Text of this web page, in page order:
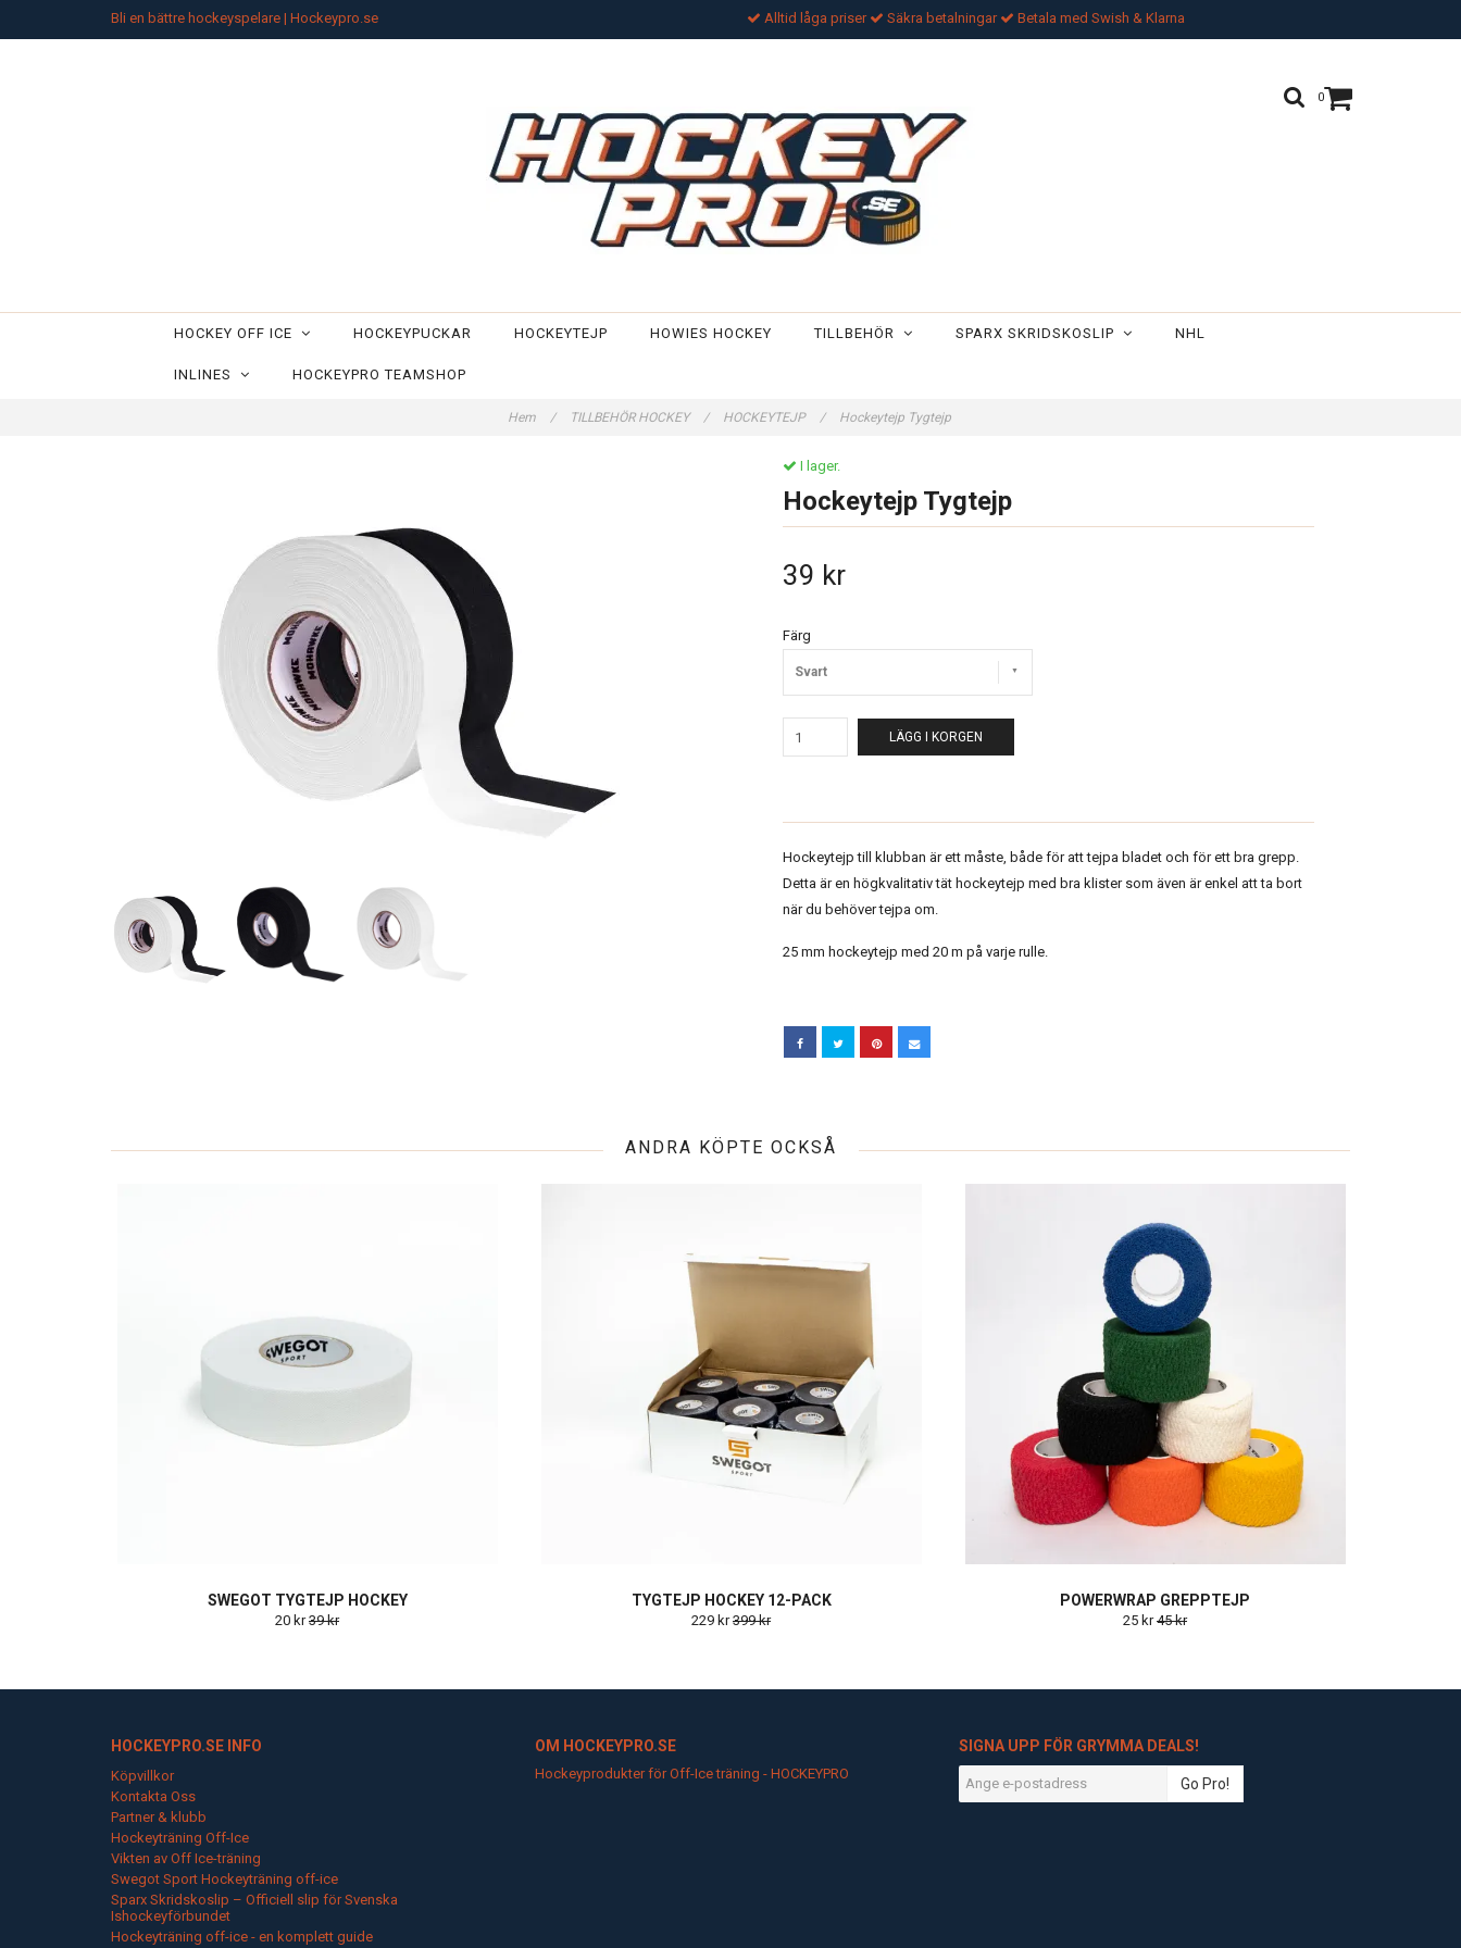
Bli en bättre hockeyspelare | Hockeypro.se Alltid låga priser Säkra betalningar Betala med Swish & Klarna
0
HOCKEY OFF ICE HOCKEYPUCKAR HOCKEYTEJP HOWIES HOCKEY TILLBEHÖR SPARX SKRIDSKOSLIP NHL
INLINES HOCKEYPRO TEAMSHOP
Hem / TILLBEHÖR HOCKEY / HOCKEYTEJP / Hockeytejp Tygtejp
I lager.
Hockeytejp Tygtejp
39 kr
Färg
Svart
LÄGG I KORGEN
Hockeytejp till klubban är ett måste, både för att tejpa bladet och för ett bra grepp.
Detta är en högkvalitativ tät hockeytejp med bra klister som även är enkel att ta bort
när du behöver tejpa om.
25 mm hockeytejp med 20 m på varje rulle.
ANDRA KÖPTE OCKSÅ
SWEGOT TYGTEJP HOCKEY
20 kr39 kr
TYGTEJP HOCKEY 12-PACK
229 kr399 kr
POWERWRAP GREPPTEJP
25 kr45 kr
HOCKEYPRO.SE INFO
Köpvillkor
Kontakta Oss
Partner & klubb
Hockeyträning Off-Ice
Vikten av Off Ice-träning
Swegot Sport Hockeyträning off-ice
Sparx Skridskoslip – Officiell slip för Svenska
Ishockeyförbundet
Hockeyträning off-ice - en komplett guide
OM HOCKEYPRO.SE
Hockeyprodukter för Off-Ice träning - HOCKEYPRO
SIGNA UPP FÖR GRYMMA DEALS!
Go Pro!